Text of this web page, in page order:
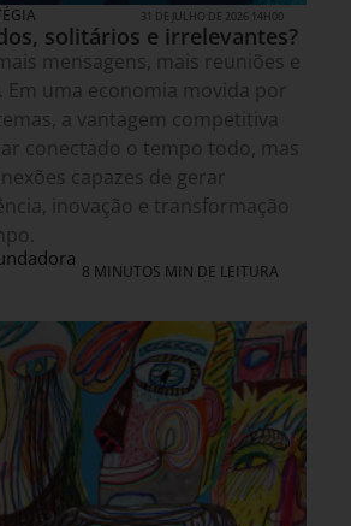
31 DE JULHO DE 2026 14H00
solitários e irrelevantes?
mensagens, mais reuniões e
Em uma economia movida por
a vantagem competitiva
conectado o tempo todo, mas
capazes de gerar
inovação e transformação
8 MINUTOS MIN DE LEITURA